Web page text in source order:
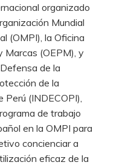
organizado
Mundial
(OMPI), la Oficina
Marcas (OEPM), y
de la
de la
(INDECOPI),
de trabajo
en la OMPI para
concienciar a
eficaz de la